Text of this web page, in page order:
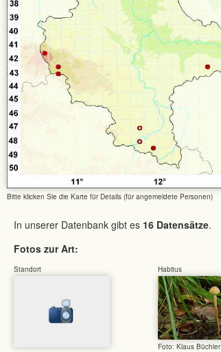
Bitte klicken Sie die Karte für Details (für angemeldete Personen)
In unserer Datenbank gibt es 16 Datensätze.
Fotos zur Art:
Standort Habitus
Foto: Klaus Büchler